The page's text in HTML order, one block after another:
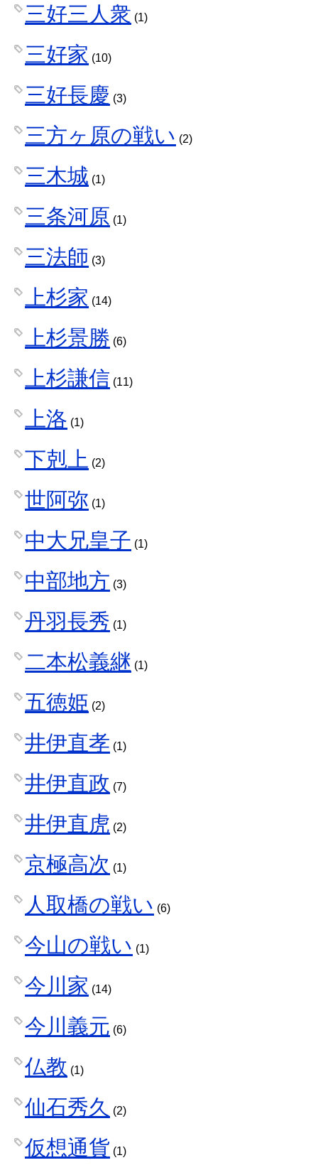
三好三人衆 (1)
三好家 (10)
三好長慶 (3)
三方ヶ原の戦い (2)
三木城 (1)
三条河原 (1)
三法師 (3)
上杉家 (14)
上杉景勝 (6)
上杉謙信 (11)
上洛 (1)
下剋上 (2)
世阿弥 (1)
中大兄皇子 (1)
中部地方 (3)
丹羽長秀 (1)
二本松義継 (1)
五徳姫 (2)
井伊直孝 (1)
井伊直政 (7)
井伊直虎 (2)
京極高次 (1)
人取橋の戦い (6)
今山の戦い (1)
今川家 (14)
今川義元 (6)
仏教 (1)
仙石秀久 (2)
仮想通貨 (1)